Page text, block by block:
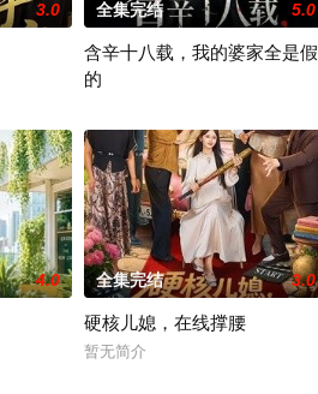
3.0 全集完结 5.0
含辛十八载，我的婆家全是假
的
4.0 全集完结 3.0
硬核儿媳，在线撑腰
暂无简介